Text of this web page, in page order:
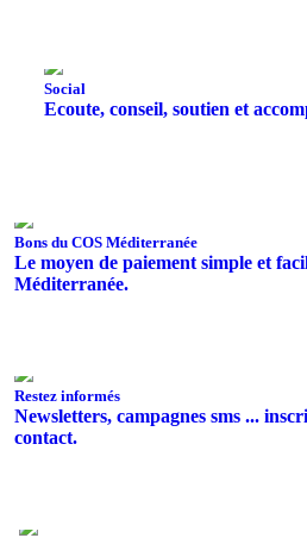
Social
Ecoute, conseil, soutien et
Bons du COS Méditerranée
Le moyen de paiement simple et
Méditerranée.
Restez informés
Newsletters, campagnes sms ...
contact.